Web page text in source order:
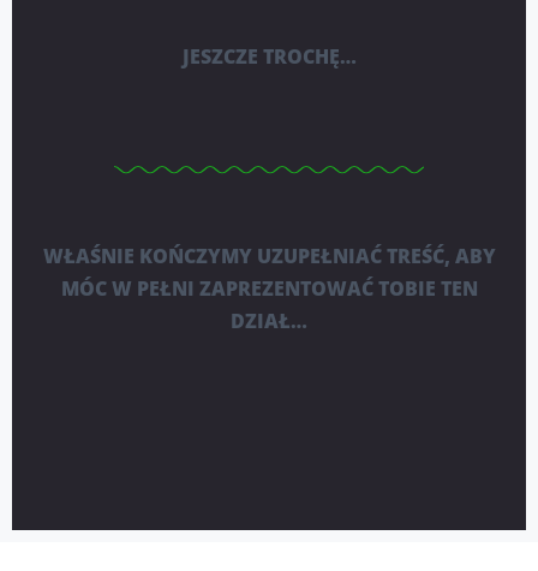
JESZCZE TROCHĘ…
WŁAŚNIE KOŃCZYMY UZUPEŁNIAĆ TREŚĆ, ABY
MÓC W PEŁNI ZAPREZENTOWAĆ TOBIE TEN
DZIAŁ…